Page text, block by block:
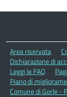
Area riservata
Dichiarazione di
Leggi le FAQ
Piano di
Comune di Gorle -